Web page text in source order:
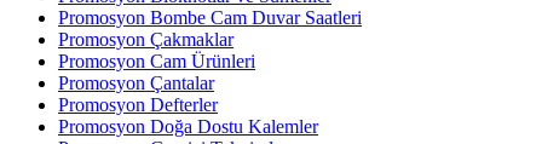
Promosyon Bombe Cam Duvar Saatleri
Promosyon Çakmaklar
Promosyon Cam Ürünleri
Promosyon Çantalar
Promosyon Defterler
Promosyon Doğa Dostu Kalemler